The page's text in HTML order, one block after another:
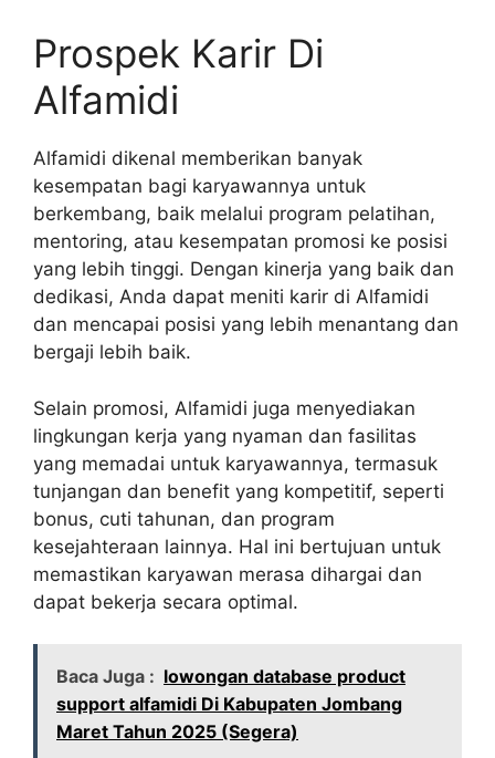
Prospek Karir Di
Alfamidi
Alfamidi dikenal memberikan banyak
kesempatan bagi karyawannya untuk
berkembang, baik melalui program pelatihan,
mentoring, atau kesempatan promosi ke posisi
yang lebih tinggi. Dengan kinerja yang baik dan
dedikasi, Anda dapat meniti karir di Alfamidi
dan mencapai posisi yang lebih menantang dan
bergaji lebih baik.
Selain promosi, Alfamidi juga menyediakan
lingkungan kerja yang nyaman dan fasilitas
yang memadai untuk karyawannya, termasuk
tunjangan dan benefit yang kompetitif, seperti
bonus, cuti tahunan, dan program
kesejahteraan lainnya. Hal ini bertujuan untuk
memastikan karyawan merasa dihargai dan
dapat bekerja secara optimal.
Baca Juga : lowongan database product
support alfamidi Di Kabupaten Jombang
Maret Tahun 2025 (Segera)